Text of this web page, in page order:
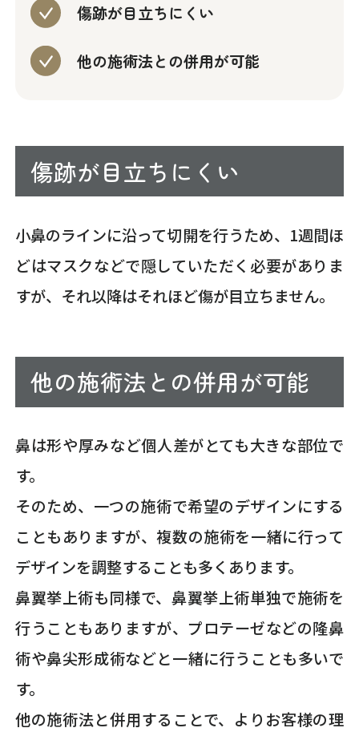
傷跡が目立ちにくい
他の施術法との併用が可能
傷跡が目立ちにくい
小鼻のラインに沿って切開を行うため、1週間ほ
どはマスクなどで隠していただく必要がありま
すが、それ以降はそれほど傷が目立ちません。
他の施術法との併用が可能
鼻は形や厚みなど個人差がとても大きな部位で
す。
そのため、一つの施術で希望のデザインにする
こともありますが、複数の施術を一緒に行って
デザインを調整することも多くあります。
鼻翼挙上術も同様で、鼻翼挙上術単独で施術を
行うこともありますが、プロテーゼなどの隆鼻
術や鼻尖形成術などと一緒に行うことも多いで
す。
他の施術法と併用することで、よりお客様の理